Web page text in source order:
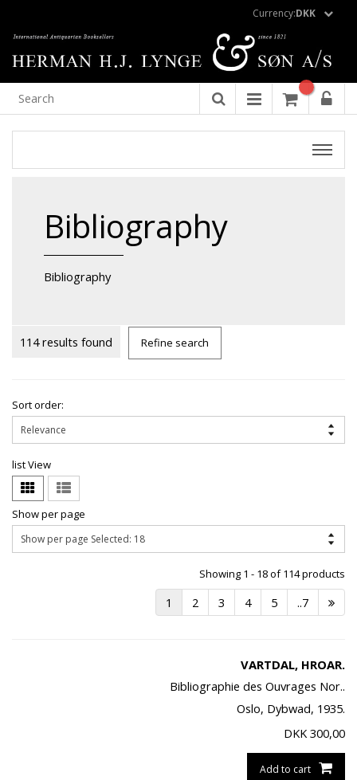
Currency:DKK
Bibliography
Bibliography
114 results found Refine search
Sort order:
list View
Show per page
Showing 1 - 18 of 114 products
1 2 3 4 5 ..7
VARTDAL, HROAR.
Bibliographie des Ouvrages Nor..
Oslo, Dybwad, 1935.
DKK 300,00
Add to cart